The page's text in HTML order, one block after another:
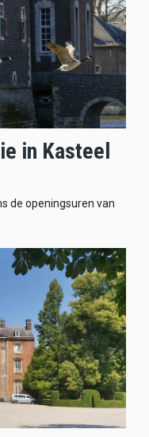
in Kasteel
de openingsuren van